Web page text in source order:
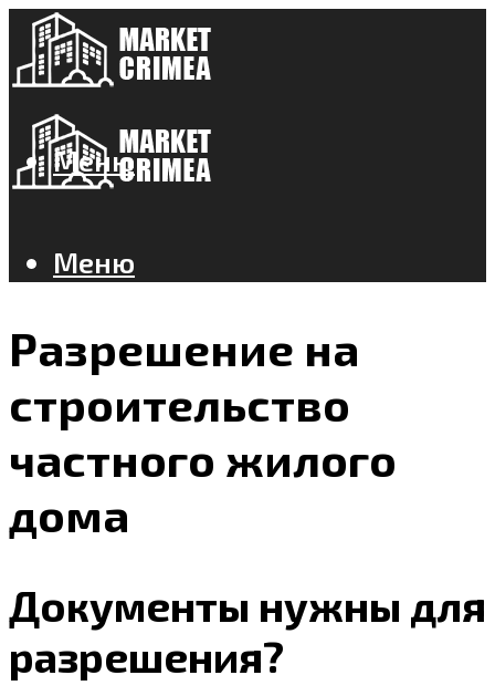
Меню
Меню
Разрешение на
строительство
частного жилого
дома
Документы нужны для
разрешения?